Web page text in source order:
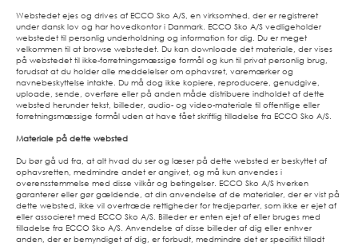
Webstedet ejes og drives af ECCO Sko A/S, en virksomhed, der er registreret
under dansk lov og har hovedkontor i Danmark. ECCO Sko A/S vedligeholder
webstedet til personlig underholdning og information for dig. Du er meget
velkommen til at browse webstedet. Du kan downloade det materiale, der vises
på webstedet til ikke-forretningsmæssige formål og kun til privat personlig brug,
forudsat at du holder alle meddelelser om ophavsret, varemærker og
navnebeskyttelse intakte. Du må dog ikke kopiere, reproducere, genudgive,
uploade, sende, overføre eller på anden måde distribuere indholdet af dette
websted herunder tekst, billeder, audio- og video-materiale til offentlige eller
forretningsmæssige formål uden at have fået skriftlig tilladelse fra ECCO Sko A/S.
Materiale på dette websted
Du bør gå ud fra, at alt hvad du ser og læser på dette websted er beskyttet af
ophavsretten, medmindre andet er angivet, og må kun anvendes i
overensstemmelse med disse vilkår og betingelser. ECCO Sko A/S hverken
garanterer eller gør gældende, at din anvendelse af de materialer, der er vist på
dette websted, ikke vil overtræde rettigheder for tredjeparter, som ikke er ejet af
eller associeret med ECCO Sko A/S. Billeder er enten ejet af eller bruges med
tilladelse fra ECCO Sko A/S. Anvendelse af disse billeder af dig eller enhver
anden, der er bemyndiget af dig, er forbudt, medmindre det er specifikt tilladt